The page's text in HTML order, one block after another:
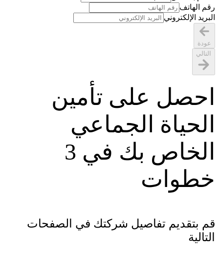
رقم الهاتف
البريد الإلكتروني
عودة
التالي
احصل على تأمين
الحياة الجماعي
الخاص بك في 3
خطوات
قم بتقديم تفاصيل شركتك في الصفحات
التالية